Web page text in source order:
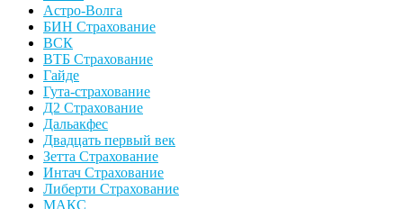
Астро-Волга
БИН Страхование
ВСК
ВТБ Страхование
Гайде
Гута-страхование
Д2 Страхование
Дальакфес
Двадцать первый век
Зетта Страхование
Интач Страхование
Либерти Страхование
МАКС